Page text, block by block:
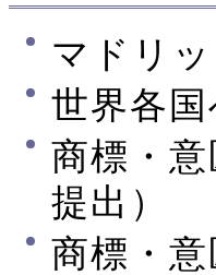
マドリ
世界各
商標・
提出）
商標・